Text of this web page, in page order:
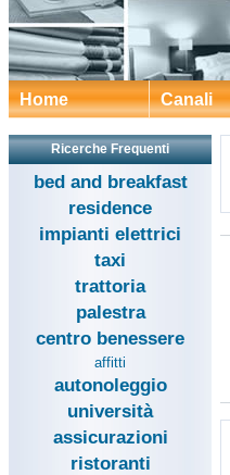
Home Canali
Ricerche Frequenti
bed and breakfast
residence
impianti elettrici
taxi
trattoria
palestra
centro benessere
affitti
autonoleggio
università
assicurazioni
ristoranti